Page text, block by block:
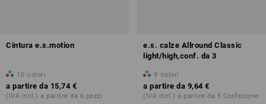
Cintura e.s.motion
10 colori
a partire da 15,74 €
(IVA incl.) a partire da 6 pezzi
e.s. calze Allround Classic
light/high,conf. da 3
9 colori
a partire da 9,64 €
(IVA incl.) a partire da 5 Confezione